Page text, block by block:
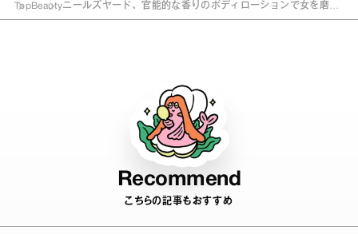
TopBeautyニールズヤード、官能的な香りのボディローションで女を磨
Recommend
こちらの記事もおすすめ